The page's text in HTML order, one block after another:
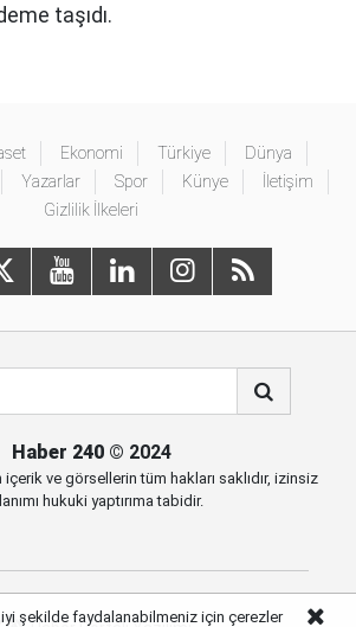
taşıdı.
Ekonomi Türkiye
Dünya
Yazarlar Spor Künye
İletişim
Gizlilik İlkeleri
Haber 240© 2024
ve görsellerin tüm hakları saklıdır, izinsiz
hukuki yaptırıma tabidir.
şekilde faydalanabilmeniz için çerezler